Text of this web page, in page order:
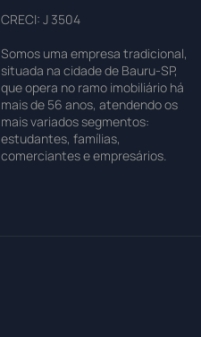
CRECI: J 3504
Somos uma empresa tradicional,
situada na cidade de Bauru-SP,
que opera no ramo imobiliário há
mais de 56 anos, atendendo os
mais variados segmentos:
estudantes, famílias,
comerciantes e empresários.